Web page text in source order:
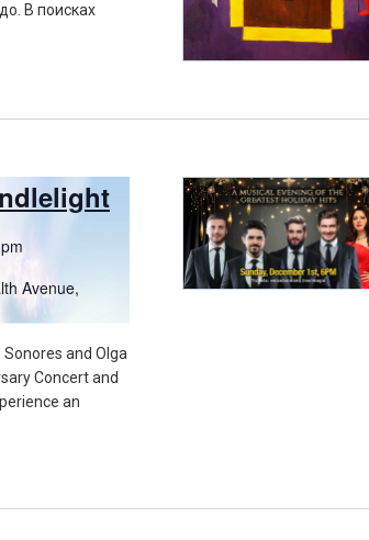
В поисках
Avenue,
and Olga
Concert and
an